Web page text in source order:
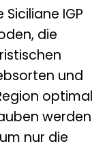
Siciliane IGP
die
und
optimal
werden
nur die